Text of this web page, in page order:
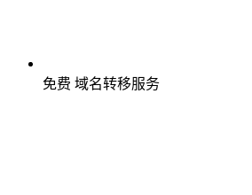
免费 域名转移服务